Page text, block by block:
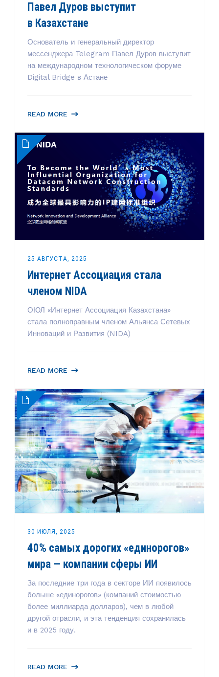
Павел Дуров выступит
в Казахстане
Основатель и генеральный директор
мессенджера Telegram Павел Дуров выступит
на международном технологическом форуме
Digital Bridge в Астане
READ MORE
25 АВГУСТА, 2025
Интернет Ассоциация стала
членом NIDA
ОЮЛ «Интернет Ассоциация Казахстана»
стала полноправным членом Альянса Сетевых
Инноваций и Развития (NIDA)
READ MORE
30 ИЮЛЯ, 2025
40% самых дорогих «единорогов»
мира — компании сферы ИИ
За последние три года в секторе ИИ появилось
больше «единорогов» (компаний стоимостью
более миллиарда долларов), чем в любой
другой отрасли, и эта тенденция сохранилась
и в 2025 году.
READ MORE